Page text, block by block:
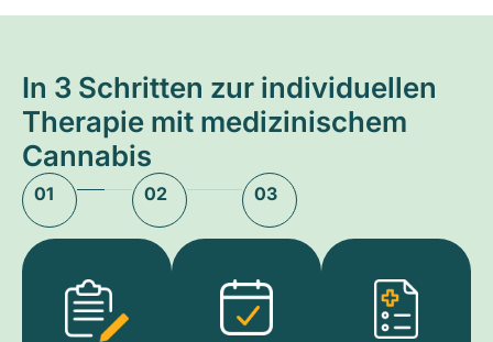
In 3 Schritten zur individuellen
Therapie mit medizinischem
Cannabis
01 02 03